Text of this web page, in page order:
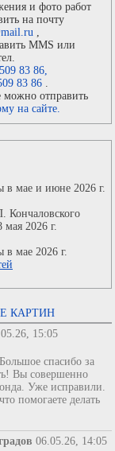
и фото работ
на почту
,
MMS или
83 86,
83 86 .
можно отправить
на сайте.
в мае и июне 2026 г.
Кончаловского
мая 2026 г.
в мае 2026 г.
КАРТИН
15:05
спасибо за
Вы совершенно
Уже исправили.
помогаете делать
06.05.26, 14:05